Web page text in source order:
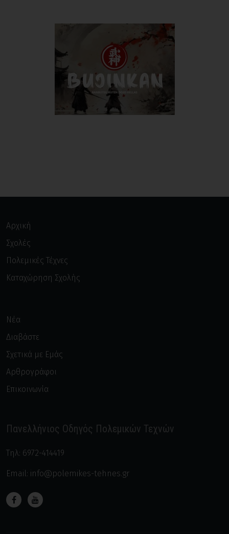
Αρχική
Σχολές
Πολεμικές Τέχνες
Καταχώρηση Σχολής
Νέα
Διαβάστε
Σχετικά με Εμάς
Αρθρογράφοι
Επικοινωνία
Πανελλήνιος Οδηγός Πολεμικών Τεχνών
Τηλ: 6972-414419
Email: info@polemikes-tehnes.gr